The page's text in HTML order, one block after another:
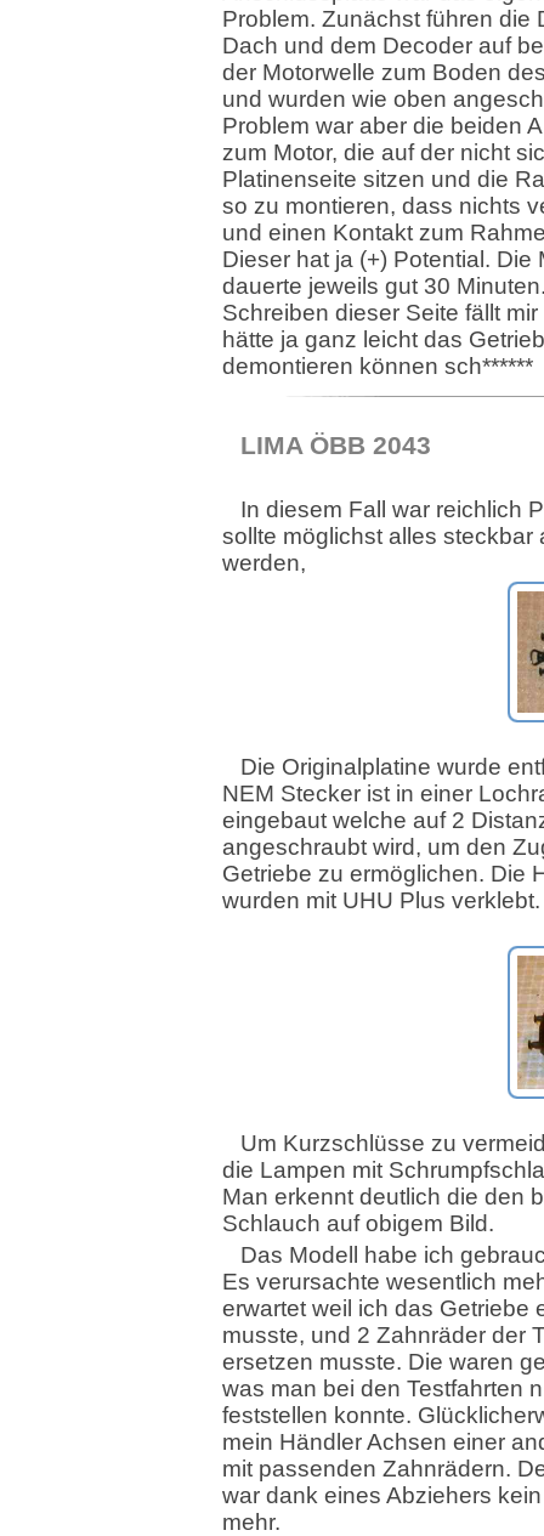
Problem. Zunächst führen die
Dach und dem Decoder auf
der Motorwelle zum Boden
und wurden wie oben
Problem war aber die beiden
zum Motor, die auf der nicht
Platinenseite sitzen und die
so zu montieren, dass nichts
und einen Kontakt zum
Dieser hat ja (+) Potential. Die
dauerte jeweils gut 30
Schreiben dieser Seite fällt
hätte ja ganz leicht das
demontieren können sch******
LIMA ÖBB 2043
In diesem Fall war reichlich
sollte möglichst alles steckbar
werden,
Die Originalplatine wurde
NEM Stecker ist in einer
eingebaut welche auf 2
angeschraubt wird, um den
Getriebe zu ermöglichen. Die
wurden mit UHU Plus verklebt.
Um Kurzschlüsse zu
die Lampen mit
Man erkennt deutlich die den
Schlauch auf obigem Bild.
Das Modell habe ich
Es verursachte wesentlich
erwartet weil ich das Getriebe
musste, und 2 Zahnräder der
ersetzen musste. Die waren
was man bei den Testfahrten
feststellen konnte.
mein Händler Achsen einer
mit passenden Zahnrädern.
war dank eines Abziehers
mehr.